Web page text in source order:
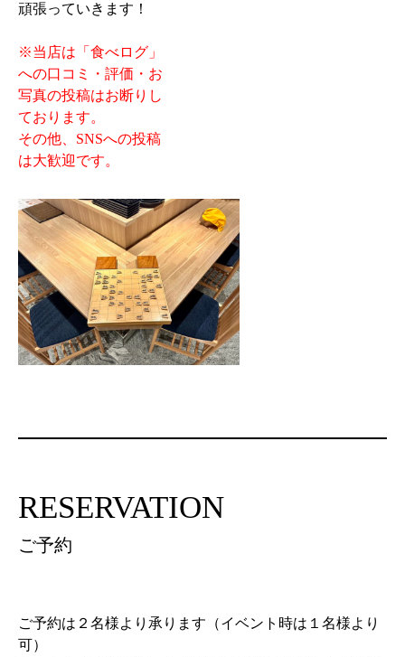
頑張っていきます！
※当店は「食べログ」
への口コミ・評価・お
写真の投稿はお断りし
ております。
その他、SNSへの投稿
は大歓迎です。
RESERVATION
ご予約
ご予約は２名様より承ります（イベント時は１名様より
可）